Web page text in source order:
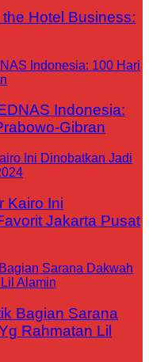
Hotel Business:
Indonesia:
Gibran
Kairo Ini
Jakarta Pusat
Bagian Sarana
Rahmatan Lil